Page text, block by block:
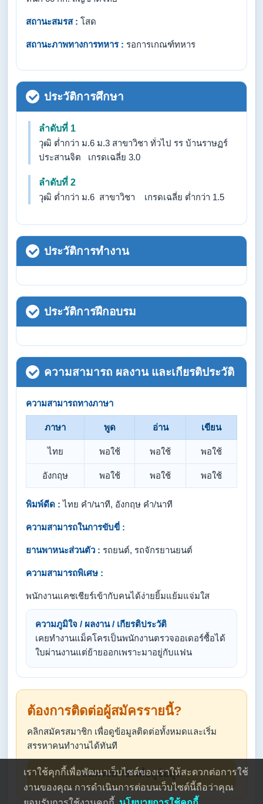
สถานะสมรส : โสด
สถานะภาพทางการทหาร : รอการเกณฑ์ทหาร
ประวัติการศึกษา
ลำดับที่ 1
วุฒิ ต่ำกว่า ม.6 ม.3 สาขาวิชา ทั่วไป รร บ้านราษฏร์
ประสานจิต เกรดเฉลี่ย 3.0
ลำดับที่ 2
วุฒิ ต่ำกว่า ม.6 สาขาวิชา เกรดเฉลี่ย ต่ำกว่า 1.5
ประวัติการทำงาน
ประวัติการฝึกอบรม
ความสามารถ ผลงาน และเกียรติประวัติ
ความสามารถทางภาษา
ภาษา พูด อ่าน เขียน
ไทย พอใช้ พอใช้ พอใช้
อังกฤษ พอใช้ พอใช้ พอใช้
พิมพ์ดีด : ไทย คำ/นาที, อังกฤษ คำ/นาที
ความสามารถในการขับขี่ :
ยานพาหนะส่วนตัว : รถยนต์, รถจักรยานยนต์
ความสามารถพิเศษ :
พนักงานแคชเชียร์เข้ากับคนได้ง่ายยิ้มแย้มแจ่มใส
ความภูมิใจ / ผลงาน / เกียรติประวัติ
เคยทำงานแม็คโครเป็นพนักงานตรวจออเดอร์ซื้อได้
ใบผ่านงานแต่ย้ายออกเพราะมาอยู่กับแฟน
ต้องการติดต่อผู้สมัครรายนี้?
คลิกสมัครสมาชิก เพื่อดูข้อมูลติดต่อทั้งหมดและเริ่ม
สรรหาคนทำงานได้ทันที
สมัครสมาชิกเพื่อดูข้อมูล
เราใช้คุกกี้เพื่อพัฒนาเว็บไซต์ของเราให้สะดวกต่อการใช้
งานของคุณ การดำเนินการต่อบนเว็บไซต์นี้ถือว่าคุณ